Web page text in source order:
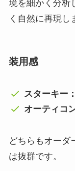
境を細かく分析
く自然に再現し
装用感
スターキー
オーティコ
どちらもオーダ
は抜群です。